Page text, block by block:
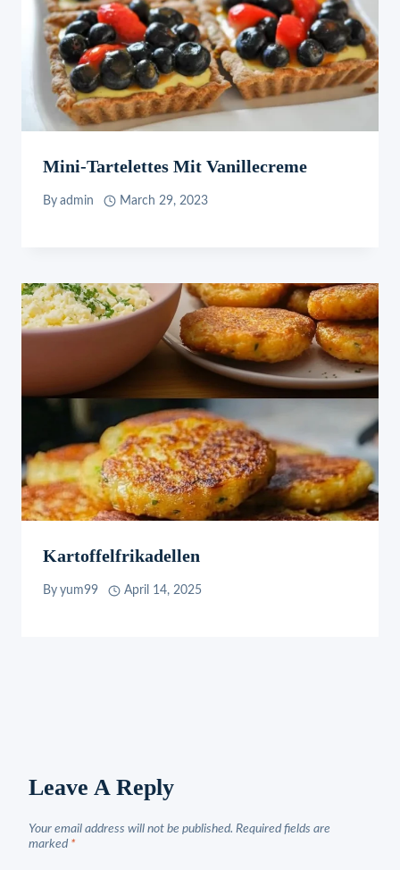
Mini-Tartelettes Mit Vanillecreme
By admin March 29, 2023
Kartoffelfrikadellen
By yum99 April 14, 2025
Leave A Reply
Your email address will not be published. Required fields are
marked *